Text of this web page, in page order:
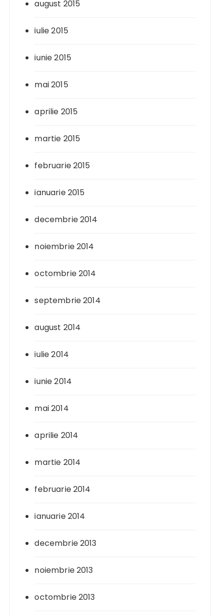
august 2015
iulie 2015
iunie 2015
mai 2015
aprilie 2015
martie 2015
februarie 2015
ianuarie 2015
decembrie 2014
noiembrie 2014
octombrie 2014
septembrie 2014
august 2014
iulie 2014
iunie 2014
mai 2014
aprilie 2014
martie 2014
februarie 2014
ianuarie 2014
decembrie 2013
noiembrie 2013
octombrie 2013